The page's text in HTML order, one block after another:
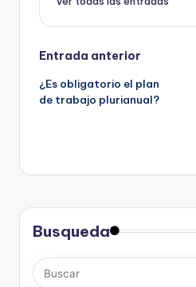
Navegación
de
Entrada anterior
¿Es obligatorio el plan
de trabajo plurianual?
Busqueda